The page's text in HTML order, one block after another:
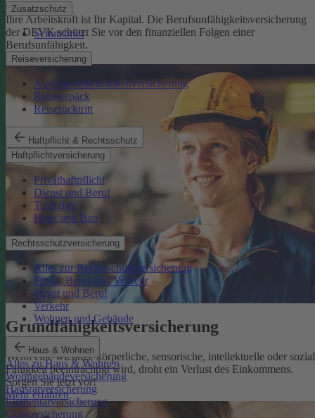
Zusatzschutz
Schutzbrief
Reiseversicherung
Auslandsreisekrankenversicherung
Reisegepäck
Reiserücktritt
Haftpflicht & Rechtsschutz
Haftpflichtversicherung
Privathaftpflicht
Dienst und Beruf
Tierhalter
Haus und Bau
Rechtsschutzversicherung
Alles zur Rechtsschutzversicherung
Privat, Beruf und Verkehr
Privat und Beruf
Verkehr
Wohnen und Gebäude
Haus & Wohnen
Alles zu Haus & Wohnen
Wohngebäudeversicherung
Hausratversicherung
Elementarversicherung
Glasversicherung
Ihre Arbeitskraft ist Ihr Kapital. Die Berufsunfähigkeitsversicherung
der DEVK schützt Sie vor den finanziellen Folgen einer
Berufsunfähigkeit.
Mehr erfahren
Grundfähigkeits­versicherung
Wenn eine wichtige körperliche, sensorische, intellektuelle oder
Fähigkeit beeinträchtigt wird, droht ein Verlust des Einkommens.
Sorgen Sie jetzt vor!
Mehr erfahren